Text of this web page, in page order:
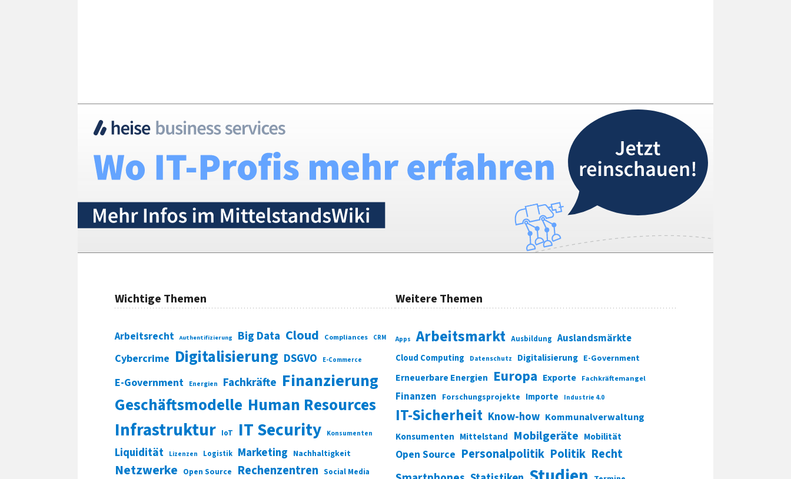
Wichtige Themen
Arbeitsrecht Authentifizierung Big Data Cloud Compliances CRM
Cybercrime Digitalisierung DSGVO E-Commerce
E-Government Energien Fachkräfte Finanzierung
Geschäftsmodelle Human Resources
Infrastruktur IoT IT Security Konsumenten
Liquidität Lizenzen Logistik Marketing Nachhaltigkeit
Netzwerke Open Source Rechenzentren Social Media
Weitere Themen
Apps Arbeitsmarkt Ausbildung Auslandsmärkte
Cloud Computing Datenschutz Digitalisierung E-Government
Erneuerbare Energien Europa Exporte Fachkräftemangel
Finanzen Forschungsprojekte Importe Industrie 4.0
IT-Sicherheit Know-how Kommunalverwaltung
Konsumenten Mittelstand Mobilgeräte Mobilität
Open Source Personalpolitik Politik Recht